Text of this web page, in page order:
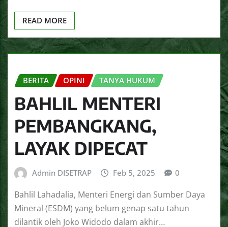
READ MORE
BERITA OPINI TANYA HUKUM
BAHLIL MENTERI
PEMBANGKANG,
LAYAK DIPECAT
Admin DISETRAP Feb 5, 2025 0
Bahlil Lahadalia, Menteri Energi dan Sumber Daya
Mineral (ESDM) yang belum genap satu tahun
dilantik oleh Joko Widodo dalam akhir…